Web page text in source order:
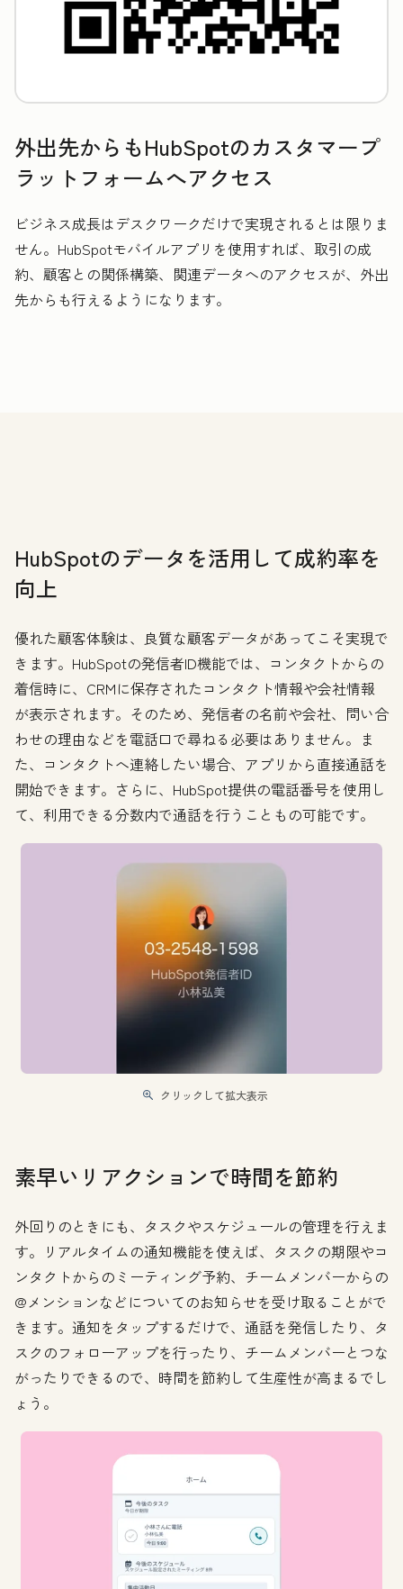
外出先からもHubSpotのカスタマープ
ラットフォームへアクセス
ビジネス成長はデスクワークだけで実現されるとは限りま
せん。HubSpotモバイルアプリを使用すれば、取引の成
約、顧客との関係構築、関連データへのアクセスが、外出
先からも行えるようになります。
HubSpotのデータを活用して成約率を
向上
優れた顧客体験は、良質な顧客データがあってこそ実現で
きます。HubSpotの発信者ID機能では、コンタクトからの
着信時に、CRMに保存されたコンタクト情報や会社情報
が表示されます。そのため、発信者の名前や会社、問い合
わせの理由などを電話口で尋ねる必要はありません。ま
た、コンタクトへ連絡したい場合、アプリから直接通話を
開始できます。さらに、HubSpot提供の電話番号を使用し
て、利用できる分数内で通話を行うこともの可能です。
クリックして拡大表示
素早いリアクションで時間を節約
外回りのときにも、タスクやスケジュールの管理を行えま
す。リアルタイムの通知機能を使えば、タスクの期限やコ
ンタクトからのミーティング予約、チームメンバーからの
@メンションなどについてのお知らせを受け取ることがで
きます。通知をタップするだけで、通話を発信したり、タ
スクのフォローアップを行ったり、チームメンバーとつな
がったりできるので、時間を節約して生産性が高まるでし
ょう。